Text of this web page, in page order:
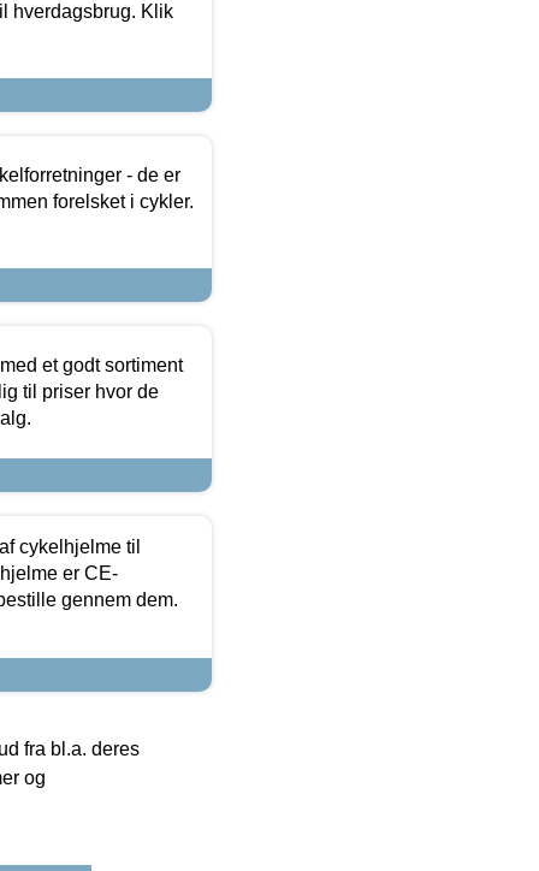
hverdagsbrug. Klik
- de er
forelsket i cykler.
et godt sortiment
til priser hvor de
cykelhjelme til
er CE-
gennem dem.
fra bl.a. deres
og